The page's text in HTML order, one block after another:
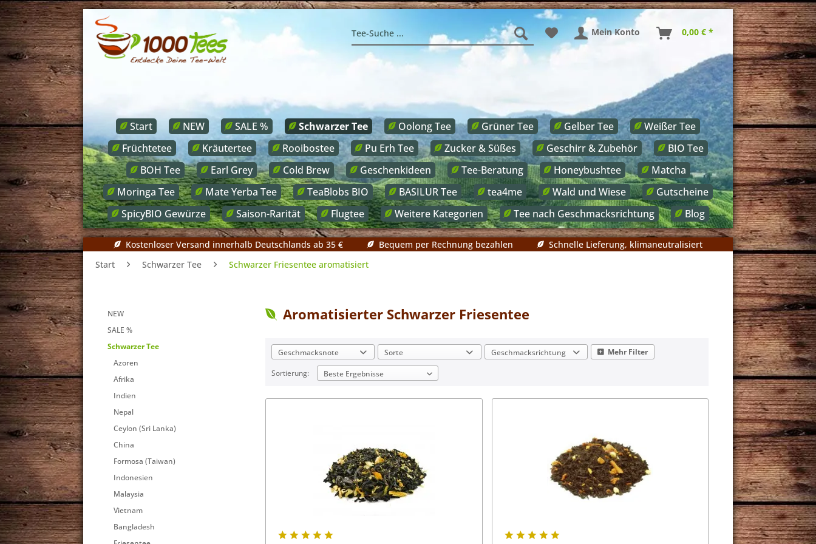
Mein Konto 0,00 € *
Start NEW SALE % Schwarzer Tee Oolong Tee Grüner Tee Gelber Tee
Weißer Tee
Früchtetee
Kräutertee Rooibostee Pu Erh Tee Zucker & Süßes Geschirr & Zubehör
BIO Tee
BOH Tee
Earl Grey Cold Brew Geschenkideen Tee-Beratung Honeybushtee
Matcha
Moringa Tee
Mate Yerba Tee TeaBlobs BIO BASILUR Tee tea4me Wald und Wiese
Gutscheine
SpicyBIO Gewürze
Saison-Rarität Flugtee Weitere Kategorien Tee nach Geschmacksrichtung Blog
Kostenloser Versand innerhalb Deutschlands ab 35 € Bequem per Rechnung bezahlen
Schnelle Lieferung, klimaneutralisiert
Start
Schwarzer Tee Schwarzer Friesentee aromatisiert
NEW
SALE %
Schwarzer Tee
Azoren
Afrika
Indien
Nepal
Ceylon (Sri Lanka)
China
Formosa (Taiwan)
Indonesien
Malaysia
Vietnam
Bangladesh
Aromatisierter Schwarzer Friesentee
Geschmacksnote
beeren-fruchtig
mittelkräftig
vanillig
Sorte
Blend (Mischung)
Geschmacksrichtung Mehr Filter
Sortierung: